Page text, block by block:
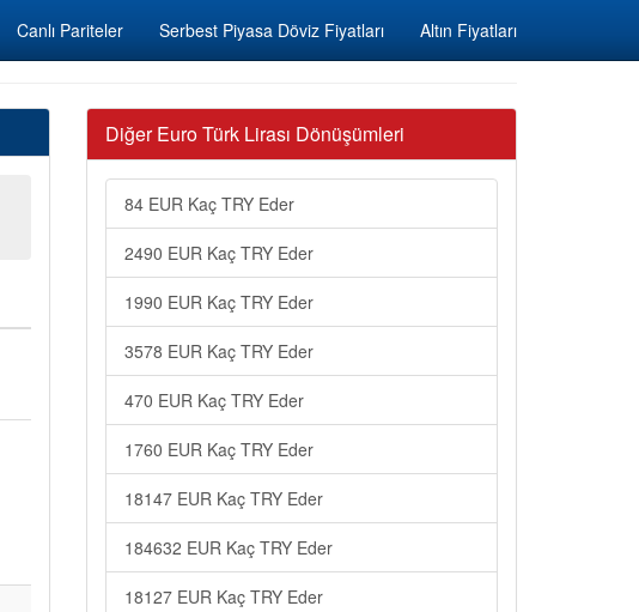
Canlı Pariteler Serbest Piyasa Döviz Fiyatları Altın Fiyatları
Diğer Euro Türk Lirası Dönüşümleri
84 EUR Kaç TRY Eder
2490 EUR Kaç TRY Eder
1990 EUR Kaç TRY Eder
3578 EUR Kaç TRY Eder
470 EUR Kaç TRY Eder
1760 EUR Kaç TRY Eder
18147 EUR Kaç TRY Eder
184632 EUR Kaç TRY Eder
18127 EUR Kaç TRY Eder